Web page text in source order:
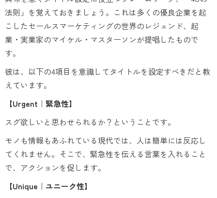
法則」を覚えておきましょう。これは多くの優良企業を起
こしたセールスマーケティングの世界のレジェンド、起
業・実業家のマイケル・マスターソンが提唱したもので
す。
彼は、以下の4項目を意識してタイトルを設定すべきだと教
えています。
【Urgent｜緊急性】
スグ欲しいと思わせられるか？ということです。
モノも情報もあふれている現代では、人は簡単には反応し
てくれません。そこで、緊急性を伝える言葉を入れること
で、アクションを促します。
【Unique｜ユニーク性】